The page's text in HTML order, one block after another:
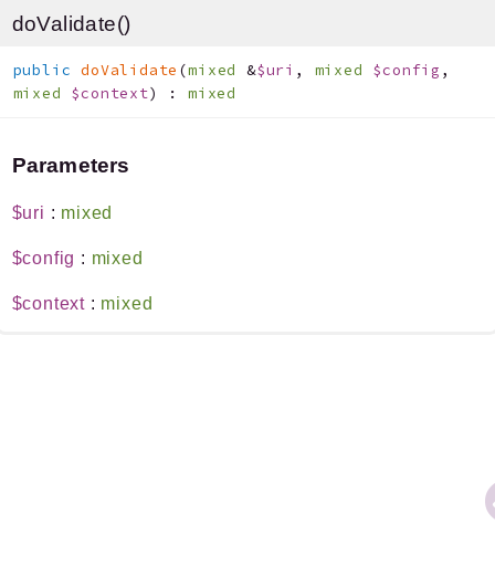
Markers
Indices
doValidate()
public doValidate (mixed &$uri , mixed $config ,
mixed $context) :mixed
Parameters
$uri : mixed
$config : mixed
$context : mixed